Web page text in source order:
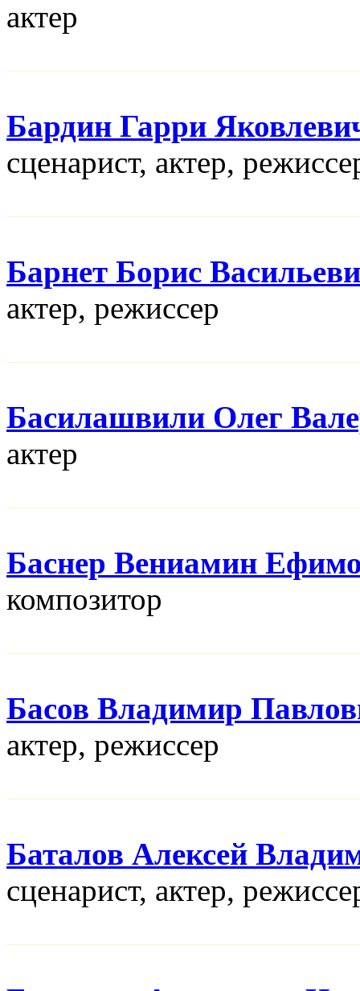
актер
Бардин Гарри
сценарист, актер,
Барнет Борис
актер, режисcер
Басилашвили Олег
актер
Баснер Вениамин
композитор
Басов Владимир
актер, режисcер
Баталов Алексей
сценарист, актер,